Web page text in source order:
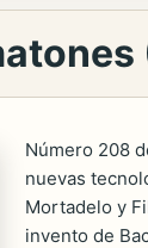
Número 208
nuevas
Mortadelo y
invento de